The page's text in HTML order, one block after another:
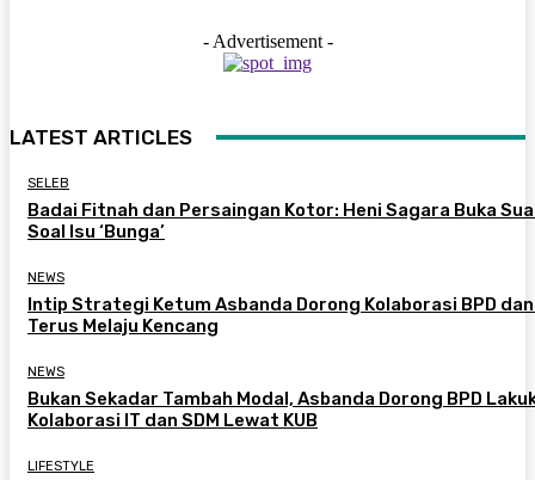
- Advertisement -
LATEST ARTICLES
SELEB
Badai Fitnah dan Persaingan Kotor: Heni Sagara Buka
Soal Isu ‘Bunga’
NEWS
Intip Strategi Ketum Asbanda Dorong Kolaborasi BPD dan
Terus Melaju Kencang
NEWS
Bukan Sekadar Tambah Modal, Asbanda Dorong BPD
Kolaborasi IT dan SDM Lewat KUB
LIFESTYLE